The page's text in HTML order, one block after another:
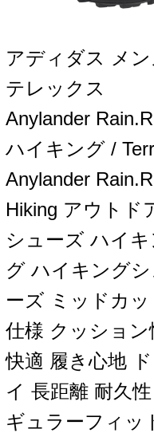
アディダス メ
テレックス
Anylander
ハイキング /
Anylander
Hiking アウトド
シューズ ハイ
グ ハイキング
ーズ ミッドカ
仕様 クッション
快適 履き心地
イ 長距離 耐久
ギュラーフィッ